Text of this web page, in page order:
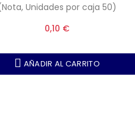
Unidades por caja 50)
0,10 €
AÑADIR AL CARRITO